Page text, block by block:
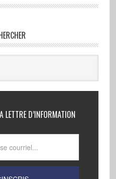
D’INFORMATION